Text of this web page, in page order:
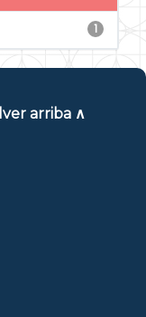
1
arriba ∧